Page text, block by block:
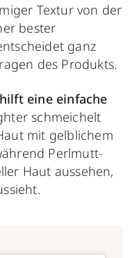
Textur von der
bester
ganz
des Produkts.
eine einfache
schmeichelt
mit gelblichem
Perlmutt-
Haut aussehen,